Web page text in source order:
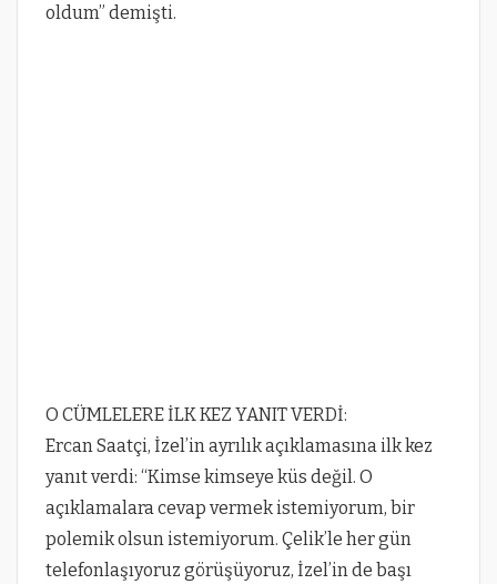
oldum” demişti.
O CÜMLELERE İLK KEZ YANIT VERDİ:
Ercan Saatçi, İzel’in ayrılık açıklamasına ilk kez
yanıt verdi: “Kimse kimseye küs değil. O
açıklamalara cevap vermek istemiyorum, bir
polemik olsun istemiyorum. Çelik’le her gün
telefonlaşıyoruz görüşüyoruz, İzel’in de başı